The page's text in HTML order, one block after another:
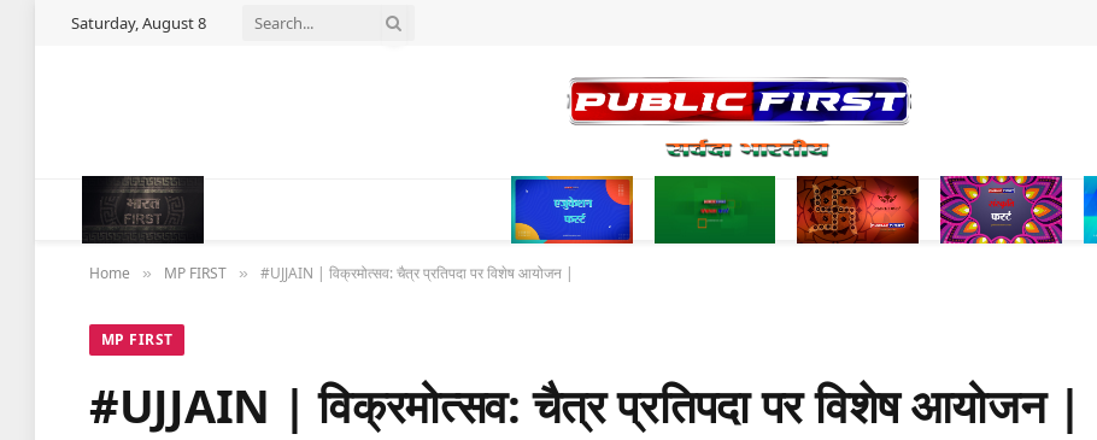
Saturday, August 8
Home » MP FIRST » #UJJAIN | विक्रमोत्सव: चैत्र प्रतिपदा पर विशेष आयोजन |
MP FIRST
#UJJAIN | विक्रमोत्सव: चैत्र प्रतिपदा पर विशेष आयोजन |